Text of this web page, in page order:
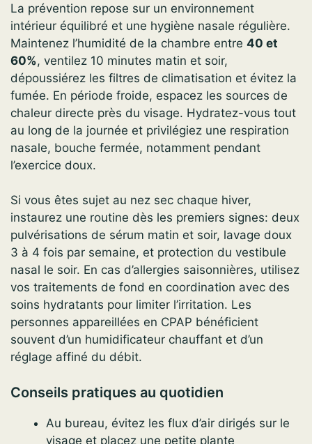
La prévention repose sur un environnement
intérieur équilibré et une hygiène nasale régulière.
Maintenez l’humidité de la chambre entre 40 et
60%, ventilez 10 minutes matin et soir,
dépoussiérez les filtres de climatisation et évitez la
fumée. En période froide, espacez les sources de
chaleur directe près du visage. Hydratez-vous tout
au long de la journée et privilégiez une respiration
nasale, bouche fermée, notamment pendant
l’exercice doux.
Si vous êtes sujet au nez sec chaque hiver,
instaurez une routine dès les premiers signes: deux
pulvérisations de sérum matin et soir, lavage doux
3 à 4 fois par semaine, et protection du vestibule
nasal le soir. En cas d’allergies saisonnières, utilisez
vos traitements de fond en coordination avec des
soins hydratants pour limiter l’irritation. Les
personnes appareillées en CPAP bénéficient
souvent d’un humidificateur chauffant et d’un
réglage affiné du débit.
Conseils pratiques au quotidien
Au bureau, évitez les flux d’air dirigés sur le
visage et placez une petite plante